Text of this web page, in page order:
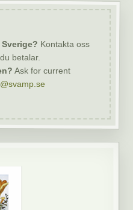
Kontakta oss
betalar.
Ask for current